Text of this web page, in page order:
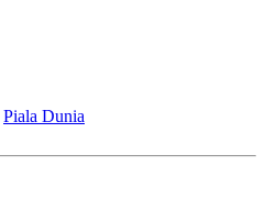
Piala Dunia